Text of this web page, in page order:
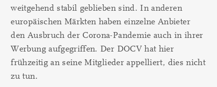
weitgehend stabil geblieben sind. In anderen
europäischen Märkten haben einzelne Anbieter
den Ausbruch der Corona-Pandemie auch in ihrer
Werbung aufgegriffen. Der DOCV hat hier
frühzeitig an seine Mitglieder appelliert, dies nicht
zu tun.